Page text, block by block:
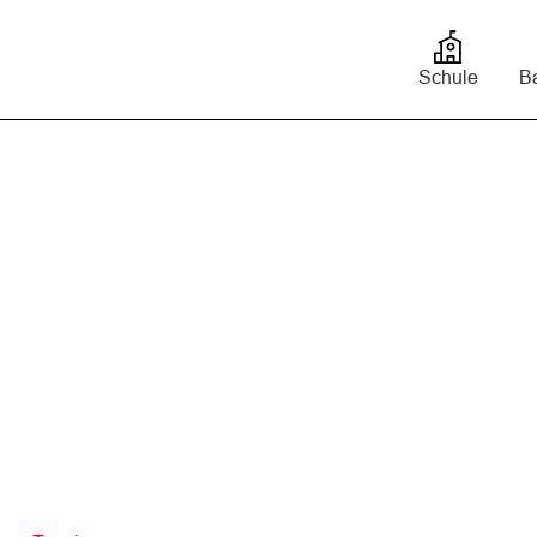
Schule